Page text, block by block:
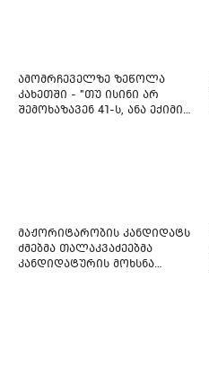
ამომრჩეველზე ზეწოლა
კახეთში - "თუ ისინი არ
შემოხაზავენ 41-ს, ანა ექიმის
მაჟორიტარობის კანდიდატს
ძმებმა თალაკვაძეებმა
კანდიდატურის მოხსნა